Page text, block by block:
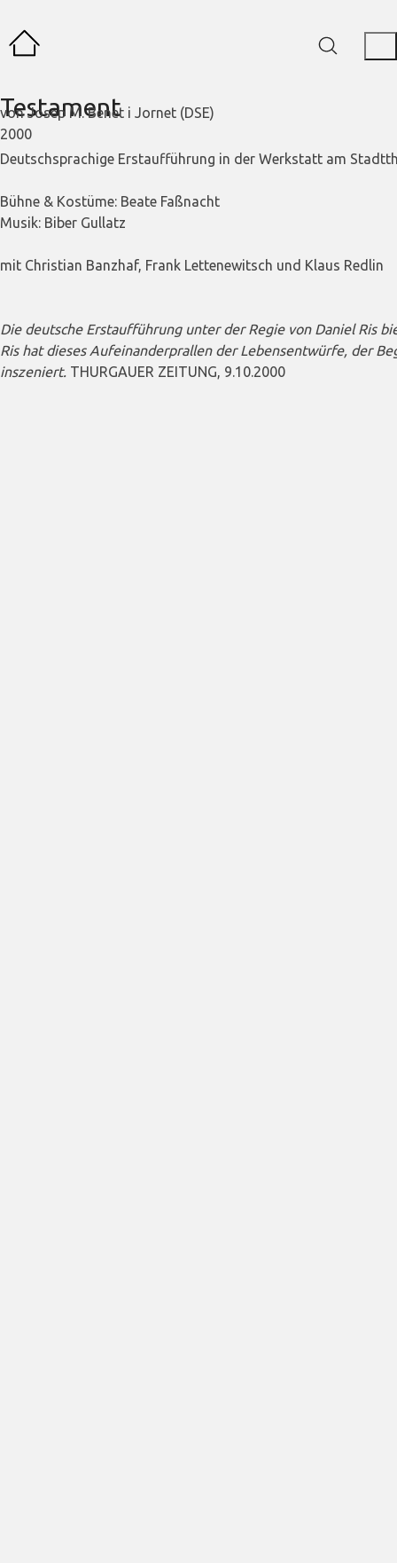
Testament
von Josep M. Benet i Jornet (DSE)
2000
Deutschsprachige Erstaufführung in der Werkstatt am
Bühne & Kostüme: Beate Faßnacht
Musik: Biber Gullatz
mit Christian Banzhaf, Frank Lettenewitsch und Klaus Redlin
Die deutsche Erstaufführung unter der Regie von Daniel Ris
Ris hat dieses Aufeinanderprallen der Lebensentwürfe, der
inszeniert. THURGAUER ZEITUNG, 9.10.2000